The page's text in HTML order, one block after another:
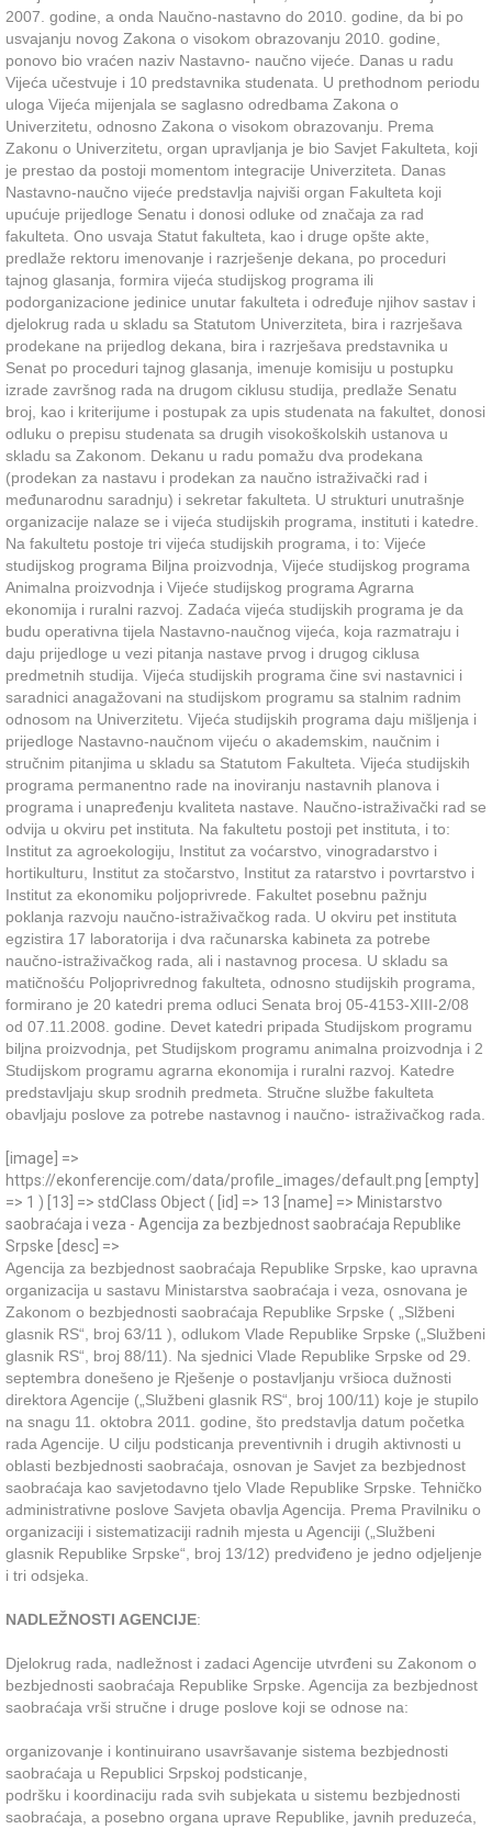
2007. godine, a onda Naučno-nastavno do 2010. godine, da bi po
usvajanju novog Zakona o visokom obrazovanju 2010. godine,
ponovo bio vraćen naziv Nastavno- naučno vijeće. Danas u radu
Vijeća učestvuje i 10 predstavnika studenata. U prethodnom periodu
uloga Vijeća mijenjala se saglasno odredbama Zakona o
Univerzitetu, odnosno Zakona o visokom obrazovanju. Prema
Zakonu o Univerzitetu, organ upravljanja je bio Savjet Fakulteta, koji
je prestao da postoji momentom integracije Univerziteta. Danas
Nastavno-naučno vijeće predstavlja najviši organ Fakulteta koji
upućuje prijedloge Senatu i donosi odluke od značaja za rad
fakulteta. Ono usvaja Statut fakulteta, kao i druge opšte akte,
predlaže rektoru imenovanje i razrješenje dekana, po proceduri
tajnog glasanja, formira vijeća studijskog programa ili
podorganizacione jedinice unutar fakulteta i određuje njihov sastav i
djelokrug rada u skladu sa Statutom Univerziteta, bira i razrješava
prodekane na prijedlog dekana, bira i razrješava predstavnika u
Senat po proceduri tajnog glasanja, imenuje komisiju u postupku
izrade završnog rada na drugom ciklusu studija, predlaže Senatu
broj, kao i kriterijume i postupak za upis studenata na fakultet, donosi
odluku o prepisu studenata sa drugih visokoškolskih ustanova u
skladu sa Zakonom. Dekanu u radu pomažu dva prodekana
(prodekan za nastavu i prodekan za naučno istraživački rad i
međunarodnu saradnju) i sekretar fakulteta. U strukturi unutrašnje
organizacije nalaze se i vijeća studijskih programa, instituti i katedre.
Na fakultetu postoje tri vijeća studijskih programa, i to: Vijeće
studijskog programa Biljna proizvodnja, Vijeće studijskog programa
Animalna proizvodnja i Vijeće studijskog programa Agrarna
ekonomija i ruralni razvoj. Zadaća vijeća studijskih programa je da
budu operativna tijela Nastavno-naučnog vijeća, koja razmatraju i
daju prijedloge u vezi pitanja nastave prvog i drugog ciklusa
predmetnih studija. Vijeća studijskih programa čine svi nastavnici i
saradnici anagažovani na studijskom programu sa stalnim radnim
odnosom na Univerzitetu. Vijeća studijskih programa daju mišljenja i
prijedloge Nastavno-naučnom vijeću o akademskim, naučnim i
stručnim pitanjima u skladu sa Statutom Fakulteta. Vijeća studijskih
programa permanentno rade na inoviranju nastavnih planova i
programa i unapređenju kvaliteta nastave. Naučno-istraživački rad se
odvija u okviru pet instituta. Na fakultetu postoji pet instituta, i to:
Institut za agroekologiju, Institut za voćarstvo, vinogradarstvo i
hortikulturu, Institut za stočarstvo, Institut za ratarstvo i povrtarstvo i
Institut za ekonomiku poljoprivrede. Fakultet posebnu pažnju
poklanja razvoju naučno-istraživačkog rada. U okviru pet instituta
egzistira 17 laboratorija i dva računarska kabineta za potrebe
naučno-istraživačkog rada, ali i nastavnog procesa. U skladu sa
matičnošću Poljoprivrednog fakulteta, odnosno studijskih programa,
formirano je 20 katedri prema odluci Senata broj 05-4153-XIII-2/08
od 07.11.2008. godine. Devet katedri pripada Studijskom programu
biljna proizvodnja, pet Studijskom programu animalna proizvodnja i 2
Studijskom programu agrarna ekonomija i ruralni razvoj. Katedre
predstavljaju skup srodnih predmeta. Stručne službe fakulteta
obavljaju poslove za potrebe nastavnog i naučno- istraživačkog rada.
[image] =>
https://ekonferencije.com/data/profile_images/default.png [empty]
=> 1 ) [13] => stdClass Object ( [id] => 13 [name] => Ministarstvo
saobraćaja i veza - Agencija za bezbjednost saobraćaja Republike
Srpske [desc] =>
Agencija za bezbjednost saobraćaja Republike Srpske, kao upravna
organizacija u sastavu Ministarstva saobraćaja i veza, osnovana je
Zakonom o bezbjednosti saobraćaja Republike Srpske ( „Slžbeni
glasnik RS“, broj 63/11 ), odlukom Vlade Republike Srpske („Službeni
glasnik RS“, broj 88/11). Na sjednici Vlade Republike Srpske od 29.
septembra donešeno je Rješenje o postavljanju vršioca dužnosti
direktora Agencije („Službeni glasnik RS“, broj 100/11) koje je stupilo
na snagu 11. oktobra 2011. godine, što predstavlja datum početka
rada Agencije. U cilju podsticanja preventivnih i drugih aktivnosti u
oblasti bezbjednosti saobraćaja, osnovan je Savjet za bezbjednost
saobraćaja kao savjetodavno tjelo Vlade Republike Srpske. Tehničko
administrativne poslove Savjeta obavlja Agencija. Prema Pravilniku o
organizaciji i sistematizaciji radnih mjesta u Agenciji („Službeni
glasnik Republike Srpske“, broj 13/12) predviđeno je jedno odjeljenje
i tri odsjeka.
NADLEŽNOSTI AGENCIJE:
Djelokrug rada, nadležnost i zadaci Agencije utvrđeni su Zakonom o
bezbjednosti saobraćaja Republike Srpske. Agencija za bezbjednost
saobraćaja vrši stručne i druge poslove koji se odnose na:
organizovanje i kontinuirano usavršavanje sistema bezbjednosti
saobraćaja u Republici Srpskoj podsticanje,
podršku i koordinaciju rada svih subjekata u sistemu bezbjednosti
saobraćaja, a posebno organa uprave Republike, javnih preduzeća,